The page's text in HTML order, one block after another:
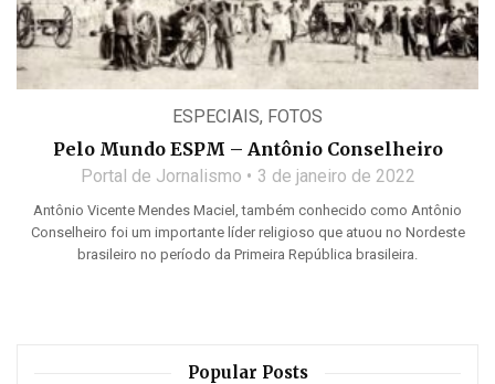
ESPECIAIS, FOTOS
Pelo Mundo ESPM – Antônio Conselheiro
Portal de Jornalismo 3 de janeiro de 2022
Antônio Vicente Mendes Maciel, também conhecido como Antônio
Conselheiro foi um importante líder religioso que atuou no Nordeste
brasileiro no período da Primeira República brasileira.
Popular Posts